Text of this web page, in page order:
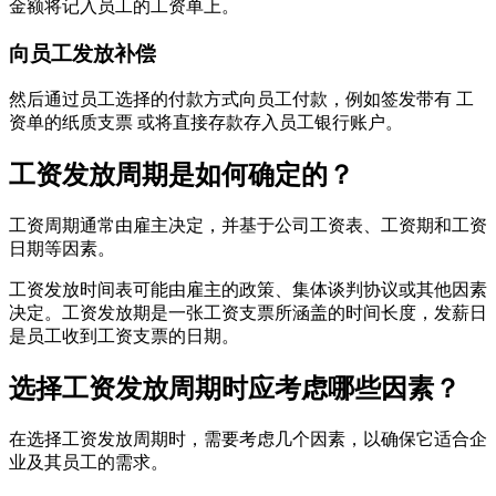
金额将记入员工的工资单上。
向员工发放补偿
然后通过员工选择的付款方式向员工付款，例如签发带有 工
资单的纸质支票 或将直接存款存入员工银行账户。
工资发放周期是如何确定的？
工资周期通常由雇主决定，并基于公司工资表、工资期和工资
日期等因素。
工资发放时间表可能由雇主的政策、集体谈判协议或其他因素
决定。工资发放期是一张工资支票所涵盖的时间长度，发薪日
是员工收到工资支票的日期。
选择工资发放周期时应考虑哪些因素？
在选择工资发放周期时，需要考虑几个因素，以确保它适合企
业及其员工的需求。